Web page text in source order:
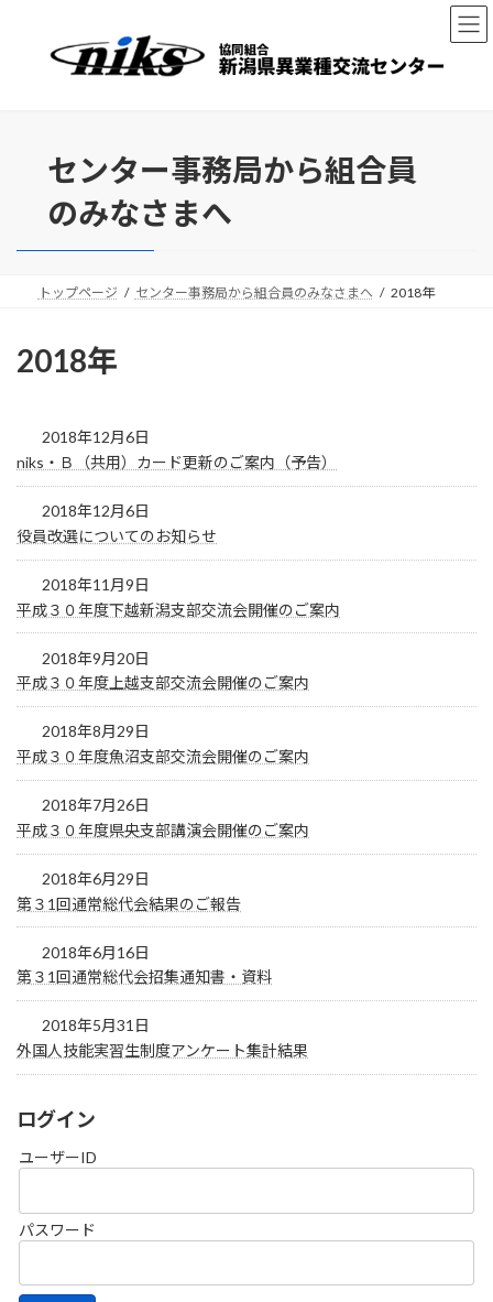
センター事務局から組合員
のみなさまへ
トップページ センター事務局から組合員のみなさまへ 2018年
2018年
2018年12月6日
niks・Ｂ（共用）カード更新のご案内（予告）
2018年12月6日
役員改選についてのお知らせ
2018年11月9日
平成３０年度下越新潟支部交流会開催のご案内
2018年9月20日
平成３０年度上越支部交流会開催のご案内
2018年8月29日
平成３０年度魚沼支部交流会開催のご案内
2018年7月26日
平成３０年度県央支部講演会開催のご案内
2018年6月29日
第３1回通常総代会結果のご報告
2018年6月16日
第３1回通常総代会招集通知書・資料
2018年5月31日
外国人技能実習生制度アンケート集計結果
ログイン
ユーザーID
パスワード